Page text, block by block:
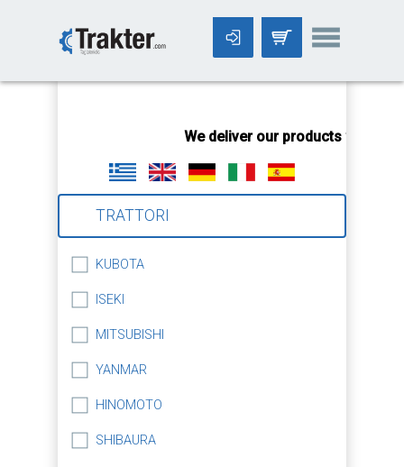
We deliver our products
TRATTORI
KUBOTA
ISEKI
MITSUBISHI
YANMAR
HINOMOTO
SHIBAURA